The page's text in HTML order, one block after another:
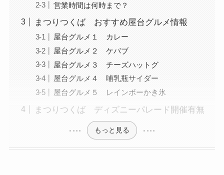
営業時間は何時まで？
まつりつくば おすすめ屋台グルメ情報
屋台グルメ１ カレー
屋台グルメ２ ケバブ
屋台グルメ３ チーズハットグ
屋台グルメ４ 哺乳瓶サイダー
屋台グルメ５ レインボーかき氷
まつりつくば ディズニーパレード開催有無
もっと見る